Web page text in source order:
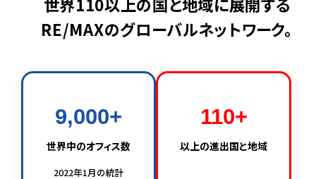
RE/MAXのグローバルネットワーク。
9,000+
世界中のオフィス数
2022年1月の統計
110+
以上の進出国と地域